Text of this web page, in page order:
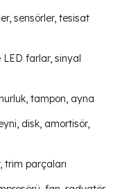
sensörler, tesisat
LED farlar, sinyal
tampon, ayna
disk, amortisör,
trim parçaları